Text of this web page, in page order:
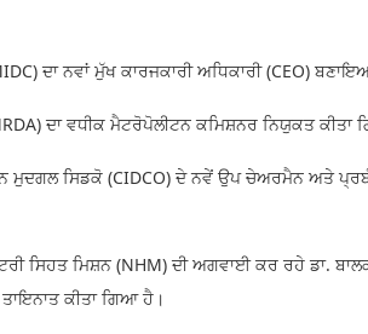
ਦਾ ਨਵਾਂ ਮੁੱਖ ਕਾਰਜਕਾਰੀ ਅਧਿਕਾਰੀ (CEO)
ਦਾ ਵਧੀਕ ਮੈਟਰੋਪੋਲੀਟਨ ਕਮਿਸ਼ਨਰ ਨਿਯੁਕਤ ਕੀਤਾ
ਮੁਦਗਲ ਸਿਡਕੋ (CIDCO) ਦੇ ਨਵੇਂ ਉਪ ਚੇਅਰਮੈਨ ਅਤੇ
ਸਿਹਤ ਮਿਸ਼ਨ (NHM) ਦੀ ਅਗਵਾਈ ਕਰ ਰਹੇ ਡਾ.
ਕੀਤਾ ਗਿਆ ਹੈ।